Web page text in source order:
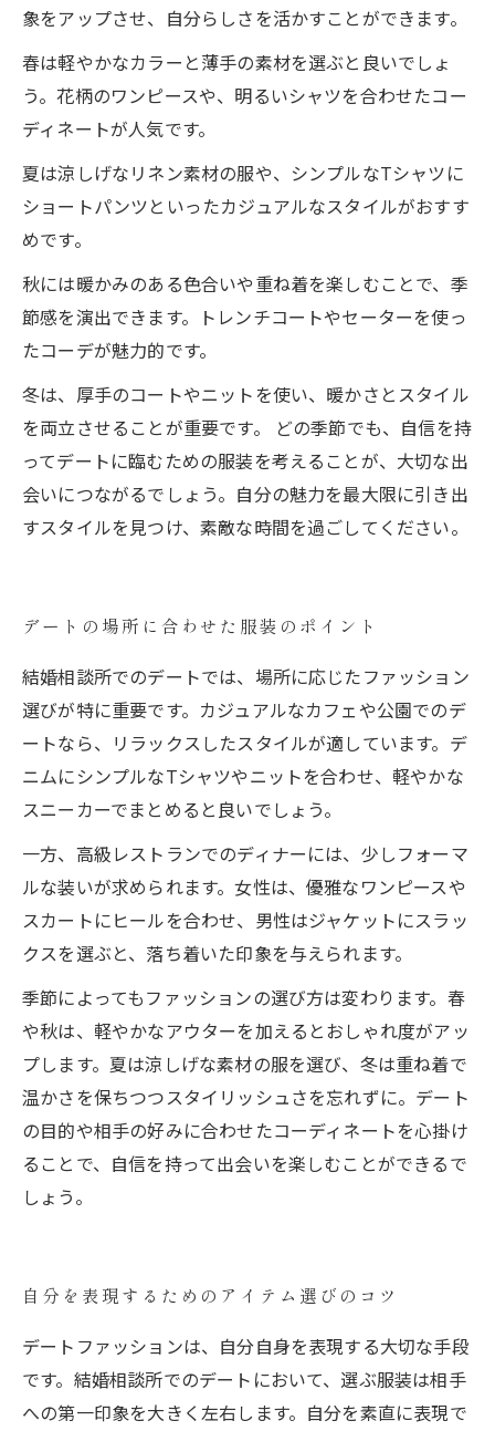
象をアップさせ、自分らしさを活かすことができます。
春は軽やかなカラーと薄手の素材を選ぶと良いでしょ
う。花柄のワンピースや、明るいシャツを合わせたコー
ディネートが人気です。
夏は涼しげなリネン素材の服や、シンプルなTシャツに
ショートパンツといったカジュアルなスタイルがおすす
めです。
秋には暖かみのある色合いや重ね着を楽しむことで、季
節感を演出できます。トレンチコートやセーターを使っ
たコーデが魅力的です。
冬は、厚手のコートやニットを使い、暖かさとスタイル
を両立させることが重要です。 どの季節でも、自信を持
ってデートに臨むための服装を考えることが、大切な出
会いにつながるでしょう。自分の魅力を最大限に引き出
すスタイルを見つけ、素敵な時間を過ごしてください。
デートの場所に合わせた服装のポイント
結婚相談所でのデートでは、場所に応じたファッション
選びが特に重要です。カジュアルなカフェや公園でのデ
ートなら、リラックスしたスタイルが適しています。デ
ニムにシンプルなTシャツやニットを合わせ、軽やかな
スニーカーでまとめると良いでしょう。
一方、高級レストランでのディナーには、少しフォーマ
ルな装いが求められます。女性は、優雅なワンピースや
スカートにヒールを合わせ、男性はジャケットにスラッ
クスを選ぶと、落ち着いた印象を与えられます。
季節によってもファッションの選び方は変わります。春
や秋は、軽やかなアウターを加えるとおしゃれ度がアッ
プします。夏は涼しげな素材の服を選び、冬は重ね着で
温かさを保ちつつスタイリッシュさを忘れずに。デート
の目的や相手の好みに合わせたコーディネートを心掛け
ることで、自信を持って出会いを楽しむことができるで
しょう。
自分を表現するためのアイテム選びのコツ
デートファッションは、自分自身を表現する大切な手段
です。結婚相談所でのデートにおいて、選ぶ服装は相手
への第一印象を大きく左右します。自分を素直に表現で